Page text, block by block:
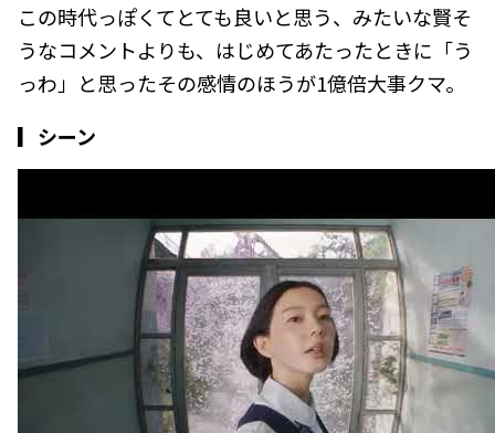
この時代っぽくてとても良いと思う、みたいな賢そ
うなコメントよりも、はじめてあたったときに「う
っわ」と思ったその感情のほうが1億倍大事クマ。
▎シーン